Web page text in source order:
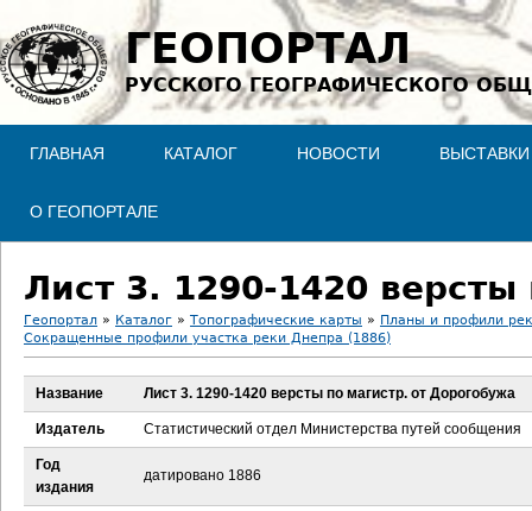
Jump to navigation
ГЕОПОРТАЛ
РУССКОГО ГЕОГРАФИЧЕСКОГО
ГЛАВНАЯ КАТАЛОГ НОВОСТИ ВЫСТАВКИ
О ГЕОПОРТАЛЕ
Лист 3. 1290-1420
В
ы
з
д
Геопортал » Каталог » Топографические карты » Планы и профили
Сокращенные профили участка реки Днепра (1886)
Название Лист 3. 1290-1420 версты по магистр. от Дорогобужа
Издатель Статистический отдел Министерства путей сообщения
Год
издания
датировано 1886